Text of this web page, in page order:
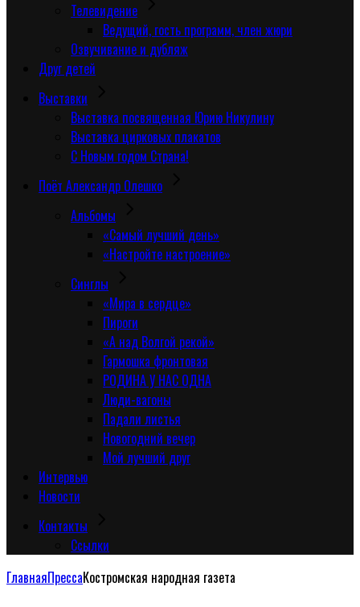
Телевидение
Ведущий, гость программ, член жюри
Озвучивание и дубляж
Друг детей
Выставки
Выставка посвященная Юрию Никулину
Выставка цирковых плакатов
С Новым годом Страна!
Поёт Александр Олешко
Альбомы
«Самый лучший день»
«Настройте настроение»
Синглы
«Мира в сердце»
Пироги
«А над Волгой рекой»
Гармошка фронтовая
РОДИНА У НАС ОДНА
Люди-вагоны
Падали листья
Новогодний вечер
Мой лучший друг
Интервью
Новости
Контакты
Сcылки
ГлавнаяПрессаКостромская народная газета